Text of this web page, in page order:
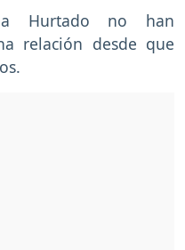
Hurtado no han
relación desde que